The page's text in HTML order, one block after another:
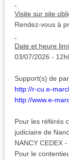
Visite sur site
Rendez-vous à
Date et heure
03/07/2026 -
Support(s) de
http://r-cu.e-
http://www.e-
Pour les référés
judiciaire de
NANCY CEDEX -
Pour le